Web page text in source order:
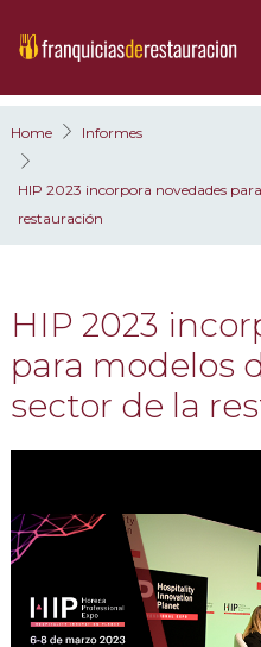
Home Informes
HIP 2023 incorpora novedades
restauración
HIP 2023
para modelos
sector de la